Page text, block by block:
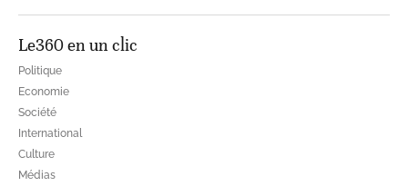
Le360 en un clic
Politique
Economie
Société
International
Culture
Médias